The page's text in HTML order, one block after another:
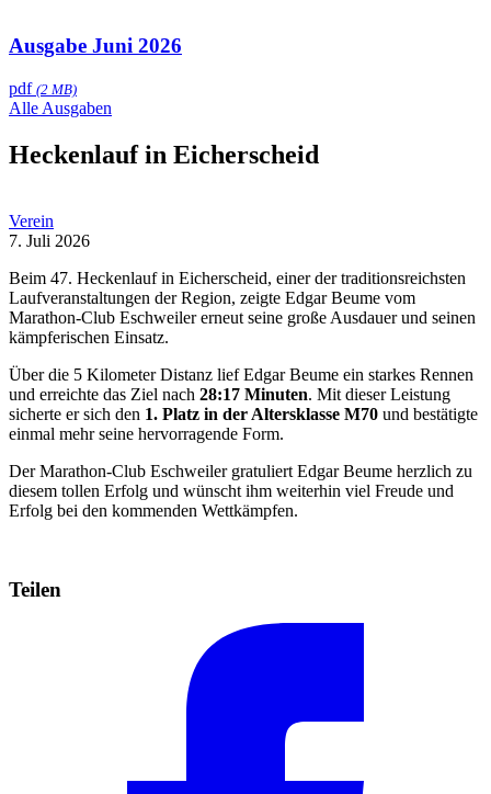
Ausgabe Juni 2026
pdf (2 MB)
Alle Ausgaben
Heckenlauf in Eicherscheid
Verein
7. Juli 2026
Beim 47. Heckenlauf in Eicherscheid, einer der traditionsreichsten
Laufveranstaltungen der Region, zeigte Edgar Beume vom
Marathon-Club Eschweiler erneut seine große Ausdauer und seinen
kämpferischen Einsatz.
Über die 5 Kilometer Distanz lief Edgar Beume ein starkes Rennen
und erreichte das Ziel nach 28:17 Minuten. Mit dieser Leistung
sicherte er sich den 1. Platz in der Altersklasse M70 und bestätigte
einmal mehr seine hervorragende Form.
Der Marathon-Club Eschweiler gratuliert Edgar Beume herzlich zu
diesem tollen Erfolg und wünscht ihm weiterhin viel Freude und
Erfolg bei den kommenden Wettkämpfen.
Teilen